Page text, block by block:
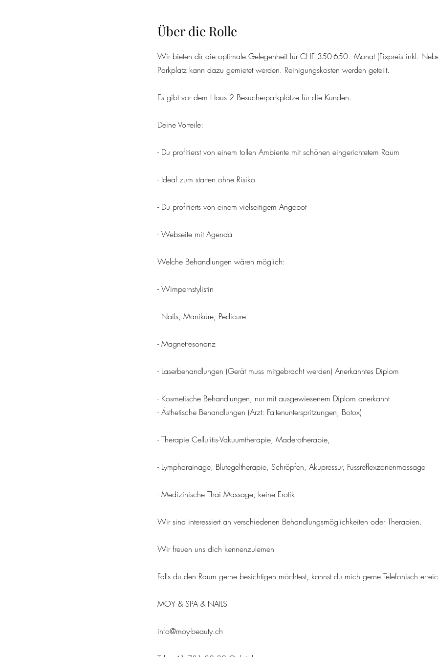
Über die Rolle
Wir bieten dir die optimale Gelegenheit für CHF 350-650.- Monat (Fixpreis inkl.
Parkplatz kann dazu gemietet werden. Reinigungskosten werden geteilt.
Es gibt vor dem Haus 2 Besucherparkplätze für die Kunden.
Deine Vorteile:
- Du profitierst von einem tollen Ambiente mit schönen eingerichtetem Raum
- Ideal zum starten ohne Risiko
- Du profitierts von einem vielseitigem Angebot
- Webseite mit Agenda
Welche Behandlungen wären möglich:
- Wimpernstylistin
- Nails, Maniküre, Pedicure
- Magnetresonanz
- Laserbehandlungen (Gerät muss mitgebracht werden) Anerkanntes Diplom
- Kosmetische Behandlungen, nur mit ausgewiesenem Diplom anerkannt
- Ästhetische Behandlungen (Arzt: Faltenunterspritzungen, Botox)
- Therapie Cellulitis-Vakuumtherapie, Maderotherapie,
- Lymphdrainage, Blutegeltherapie, Schröpfen, Akupressur, Fussreflexzonenmassage
- Medizinische Thai Massage, keine Erotik!
Wir sind interessiert an verschiedenen Behandlungsmöglichkeiten oder Therapien.
Wir freuen uns dich kennenzulernen
Falls du den Raum gerne besichtigen möchtest, kannst du mich gerne Telefonisch
MOY & SPA & NAILS
info@moy-beauty.ch